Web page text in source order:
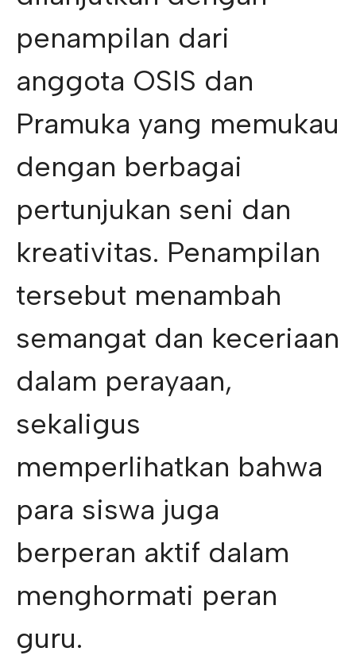
penampilan dari
anggota OSIS dan
Pramuka yang memukau
dengan berbagai
pertunjukan seni dan
kreativitas. Penampilan
tersebut menambah
semangat dan keceriaan
dalam perayaan,
sekaligus
memperlihatkan bahwa
para siswa juga
berperan aktif dalam
menghormati peran
guru.